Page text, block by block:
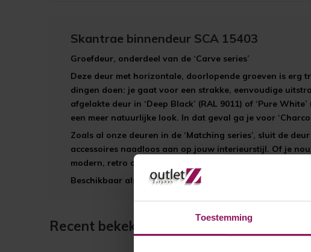
Toestemming
Skantrae binnendeur SCA 15403
Groefdeur, onderdeel van de ‘Carve series’
Deze deur met horizontale, doorlopende groeven is erg
dingen doen: je gaat voor een strakke, eenvoudige
afgelakte deur in ‘Deep Black’ (RAL 9011) of ‘Pure
een meer natuurlijke look. In dat geval ga je voor
Zoals al onze deuren in de ‘Matching series’, sluit de
accessoires naadloos aan op jouw interieurstijl. Of je
modern, retro of een andere stijl.
Beschikbaar als opdekdeur, stompe deur of schuifdeur.
Recent bekeken